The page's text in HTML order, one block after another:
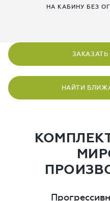
НА КАБИНУ БЕЗ
ЗАКАЗАТЬ
НАЙТИ